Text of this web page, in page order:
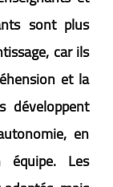
sont plus
car ils
et la
développent
en
Les